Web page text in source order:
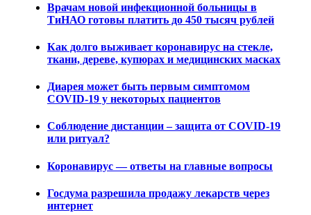
Врачам новой инфекционной больницы в
ТиНАО готовы платить до 450 тысяч рублей
Как долго выживает коронавирус на стекле,
ткани, дереве, купюрах и медицинских масках
Диарея может быть первым симптомом
COVID-19 у некоторых пациентов
Соблюдение дистанции – защита от COVID-19
или ритуал?
Коронавирус — ответы на главные вопросы
Госдума разрешила продажу лекарств через
интернет